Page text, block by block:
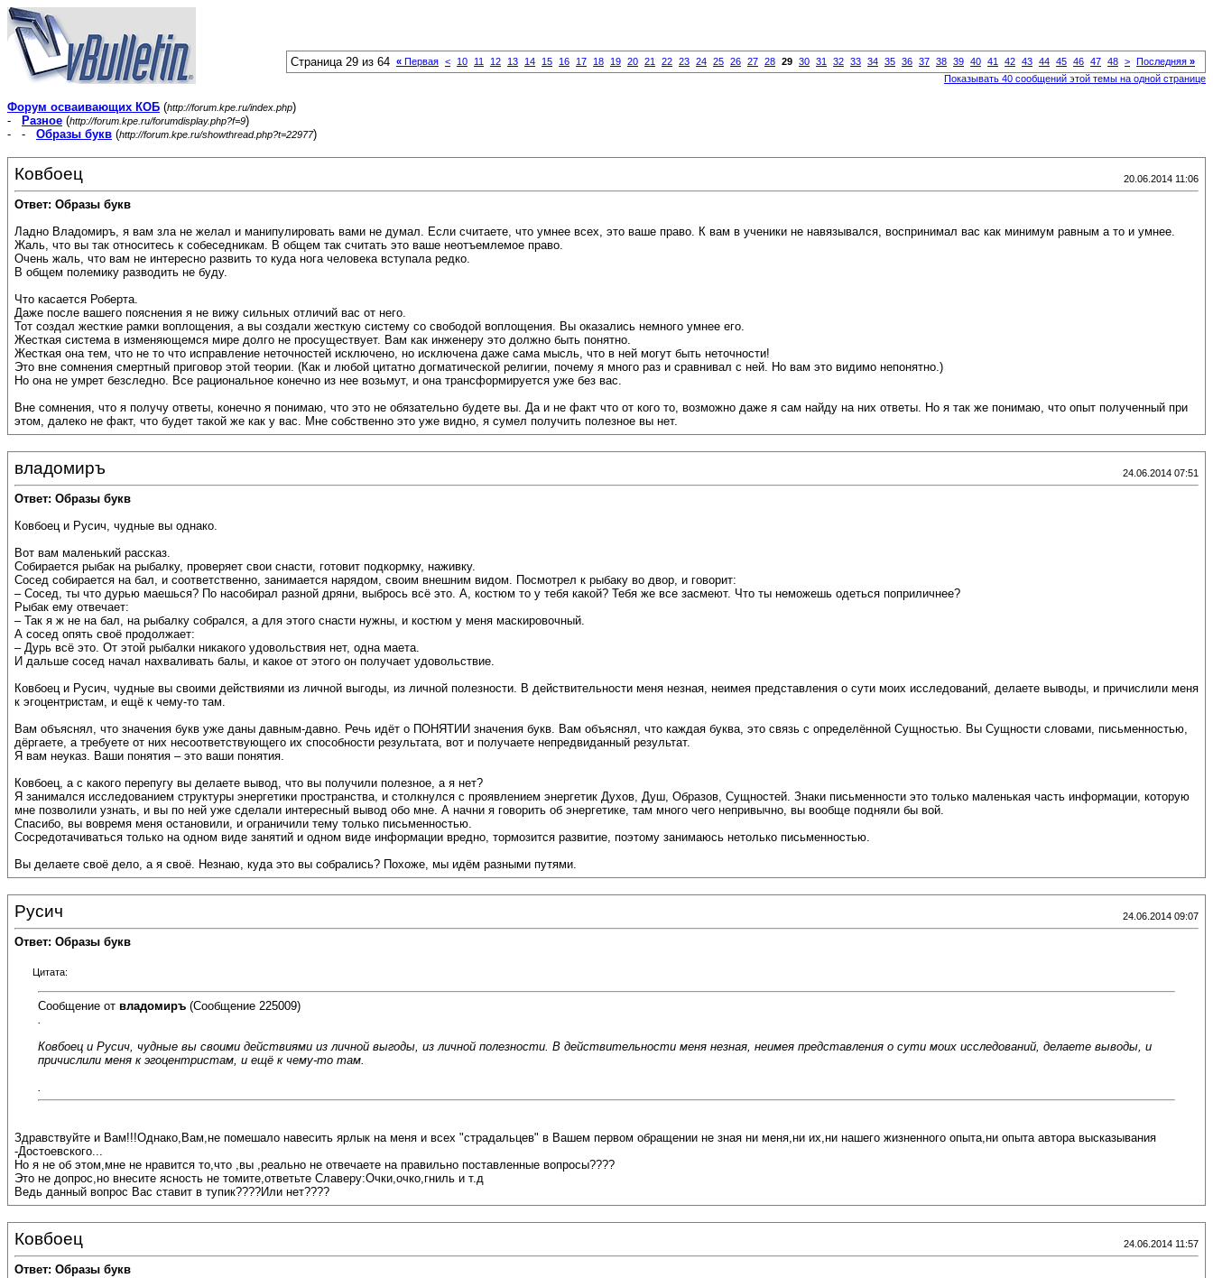
Страница 29 из 64 « Первая < 10 11 12 13 14 15 16 17 18 19 20 21 22 23 24 25 26 27 28 29 30 31 32 33 34 35 36 37 38 39 40 41 42 43 44 45 46 47 48 > Последняя »
Показывать 40 сообщений этой темы на одной странице
Форум осваивающих КОБ (http://forum.kpe.ru/index.php)
-
Разное (http://forum.kpe.ru/forumdisplay.php?f=9)
- - Образы букв (http://forum.kpe.ru/showthread.php?t=22977)
Ковбоец 20.06.2014 11:06
Ответ: Образы букв
Ладно Владомиръ, я вам зла не желал и манипулировать вами не думал. Если считаете, что умнее всех, это ваше право. К вам в ученики не навязывался, воспринимал вас как минимум равным а то и умнее.
Жаль, что вы так относитесь к собеседникам. В общем так считать это ваше неотъемлемое право.
Очень жаль, что вам не интересно развить то куда нога человека вступала редко.
В общем полемику разводить не буду.
Что касается Роберта.
Даже после вашего пояснения я не вижу сильных отличий вас от него.
Тот создал жесткие рамки воплощения, а вы создали жесткую систему со свободой воплощения. Вы оказались немного умнее его.
Жесткая система в изменяющемся мире долго не просуществует. Вам как инженеру это должно быть понятно.
Жесткая она тем, что не то что исправление неточностей исключено, но исключена даже сама мысль, что в ней могут быть неточности!
Это вне сомнения смертный приговор этой теории. (Как и любой цитатно догматической религии, почему я много раз и сравнивал с ней. Но вам это видимо непонятно.)
Но она не умрет безследно. Все рациональное конечно из нее возьмут, и она трансформируется уже без вас.
Вне сомнения, что я получу ответы, конечно я понимаю, что это не обязательно будете вы. Да и не факт что от кого то, возможно даже я сам найду на них ответы. Но я так же понимаю, что опыт полученный при
этом, далеко не факт, что будет такой же как у вас. Мне собственно это уже видно, я сумел получить полезное вы нет.
владомиръ 24.06.2014 07:51
Ответ: Образы букв
Ковбоец и Русич, чудные вы однако.
Вот вам маленький рассказ.
Собирается рыбак на рыбалку, проверяет свои снасти, готовит подкормку, наживку.
Сосед собирается на бал, и соответственно, занимается нарядом, своим внешним видом. Посмотрел к рыбаку во двор, и говорит:
– Сосед, ты что дурью маешься? По насобирал разной дряни, выбрось всё это. А, костюм то у тебя какой? Тебя же все засмеют. Что ты неможешь одеться поприличнее?
Рыбак ему отвечает:
– Так я ж не на бал, на рыбалку собрался, а для этого снасти нужны, и костюм у меня маскировочный.
А сосед опять своё продолжает:
– Дурь всё это. От этой рыбалки никакого удовольствия нет, одна маета.
И дальше сосед начал нахваливать балы, и какое от этого он получает удовольствие.
Ковбоец и Русич, чудные вы своими действиями из личной выгоды, из личной полезности. В действительности меня незная, неимея представления о сути моих исследований, делаете выводы, и причислили меня
к эгоцентристам, и ещё к чему-то там.
Вам объяснял, что значения букв уже даны давным-давно. Речь идёт о ПОНЯТИИ значения букв. Вам объяснял, что каждая буква, это связь с определённой Сущностью. Вы Сущности словами, письменностью,
дёргаете, а требуете от них несоответствующего их способности результата, вот и получаете непредвиданный результат.
Я вам неуказ. Ваши понятия – это ваши понятия.
Ковбоец, а с какого перепугу вы делаете вывод, что вы получили полезное, а я нет?
Я занимался исследованием структуры энергетики пространства, и столкнулся с проявлением энергетик Духов, Душ, Образов, Сущностей. Знаки письменности это только маленькая часть информации, которую
мне позволили узнать, и вы по ней уже сделали интересный вывод обо мне. А начни я говорить об энергетике, там много чего непривычно, вы вообще подняли бы вой.
Спасибо, вы вовремя меня остановили, и ограничили тему только письменностью.
Сосредотачиваться только на одном виде занятий и одном виде информации вредно, тормозится развитие, поэтому занимаюсь нетолько письменностью.
Вы делаете своё дело, а я своё. Незнаю, куда это вы собрались? Похоже, мы идём разными путями.
Русич 24.06.2014 09:07
Ответ: Образы букв
Цитата:
Сообщение от владомиръ (Сообщение 225009)
Ковбоец и Русич, чудные вы своими действиями из личной выгоды, из личной полезности. В действительности меня незная, неимея представления о сути моих исследований, делаете выводы, и
причислили меня к эгоцентристам, и ещё к чему-то там.
Здравствуйте и Вам!!!Однако,Вам,не помешало навесить ярлык на меня и всех "страдальцев" в Вашем первом обращении не зная ни меня,ни их,ни нашего жизненного опыта,ни опыта автора высказывания
-Достоевского...
Но я не об этом,мне не нравится то,что ,вы ,реально не отвечаете на правильно поставленные вопросы????
Это не допрос,но внесите ясность не томите,ответьте Славеру:Очки,очко,гниль и т.д
Ведь данный вопрос Вас ставит в тупик????Или нет????
Ковбоец 24.06.2014 11:57
Ответ: Образы букв